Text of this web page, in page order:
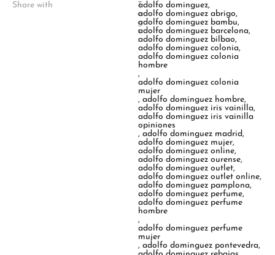
Share with
T
a
g
s
:
adolfo dominguez,
adolfo dominguez abrigo,
adolfo dominguez bambu,
adolfo dominguez barcelona,
adolfo dominguez bilbao,
adolfo dominguez colonia,
adolfo dominguez colonia
hombre
,
adolfo dominguez colonia
mujer
, adolfo dominguez hombre,
adolfo dominguez iris vainilla,
adolfo dominguez iris vainilla
opiniones
, adolfo dominguez madrid,
adolfo dominguez mujer,
adolfo dominguez online,
adolfo dominguez ourense,
adolfo dominguez outlet,
adolfo dominguez outlet online,
adolfo dominguez pamplona,
adolfo dominguez perfume,
adolfo dominguez perfume
hombre
,
adolfo dominguez perfume
mujer
, adolfo dominguez pontevedra,